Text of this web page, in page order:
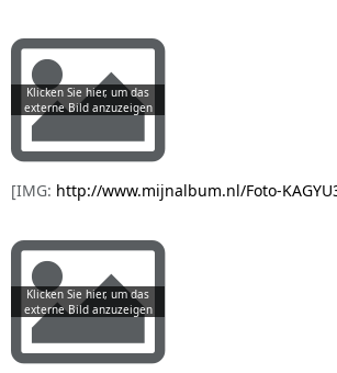
[IMG: http://www.mijnalbum.nl/Foto-